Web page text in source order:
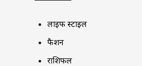
लाइफ स्टाइल
फैशन
राशिफल